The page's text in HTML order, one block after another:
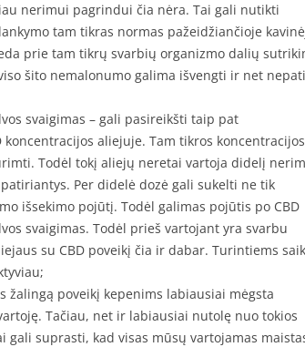
nerimui pagrindui čia nėra. Tai gali nutikti
tam tikras normas pažeidžiančioje
prie tam tikrų svarbių organizmo dalių
šito nemalonumo galima išvengti ir net
svaigimas – gali pasireikšti taip pat
aliejuje. Tam tikros koncentracijos
Todėl tokį aliejų neretai vartoja didelį
Per didelė dozė gali sukelti ne tik
išsekimo pojūtį. Todėl galimas pojūtis po CBD
svaigimas. Todėl prieš vartojant yra svarbu
su CBD poveikį čia ir dabar. Turintiems
žalingą poveikį kepenims labiausiai mėgsta
Tačiau, net ir labiausiai nutolę nuo tokios
gali suprasti, kad visas mūsų vartojamas